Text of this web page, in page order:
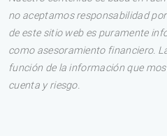
no aceptamos responsabilidad
de este sitio web es puramente
como asesoramiento financiero.
función de la información que
cuenta y riesgo.